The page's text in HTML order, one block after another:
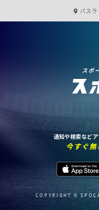
バス
スポ
通知や検索など
今すぐ
COPYRIGHT ©